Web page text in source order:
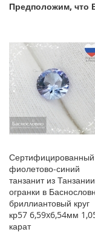
Предположим, что
Сертифицированный
фиолетово-синий
танзанит из Танзании
огранки в
бриллиантовый круг
кр57 6,59x6,54мм
карат